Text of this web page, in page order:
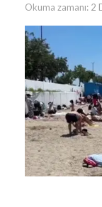
Okuma zamanı: 2